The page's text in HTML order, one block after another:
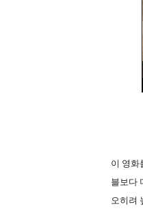
이 영화
블보다
오히려